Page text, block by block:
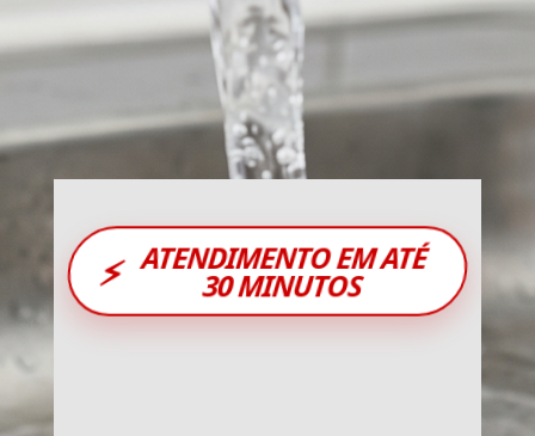
⚡ ATENDIMENTO EM ATÉ
30 MINUTOS